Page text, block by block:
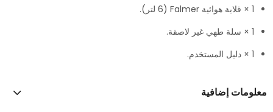
1 × قلاية هوائية Falmer (6 لتر).
1 × سلة طهي غير لاصقة.
1 × دليل المستخدم.
معلومات إضافية